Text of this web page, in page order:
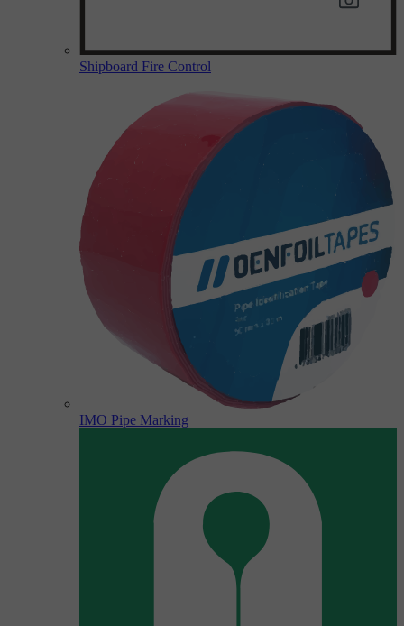
Shipboard Fire Control
IMO Pipe Marking